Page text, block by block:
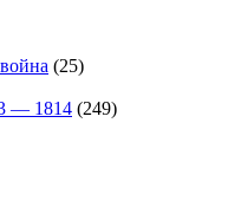
(25)
— 1814 (249)